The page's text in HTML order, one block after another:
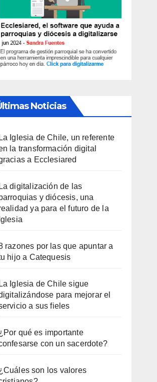
Noticias
La Iglesia de Chile, un referente
la transformación digital
a Ecclesiared
La digitalización de las
y diócesis, una
ya para el futuro de la
Iglesia
razones por las que apuntar a
hijo a Catequesis
La Iglesia de Chile sigue
para mejorar el
a sus fieles
qué es importante
con un sacerdote?
son los valores